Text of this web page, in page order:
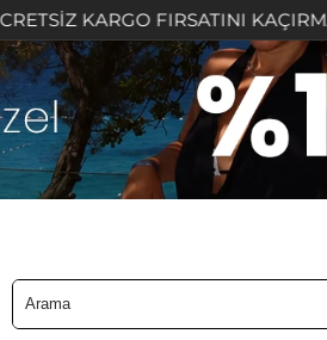
KARGO FIRSATINI KAÇIRMAYIN! 🤍